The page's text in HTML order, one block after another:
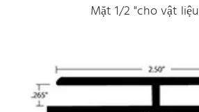
Mặt 1/2 "cho vật